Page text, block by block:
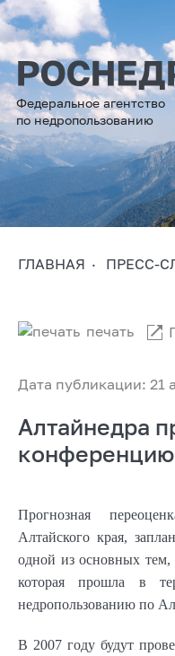
Федеральное агентство
по недропользованию
ГЛАВНАЯ ПРЕСС-
Дата публикации: 21
печать
Алтайнедра
конференцию
Прогнозная
Алтайского края,
одной из основных тем,
которая прошла в
недропользованию по
В 2007 году будут